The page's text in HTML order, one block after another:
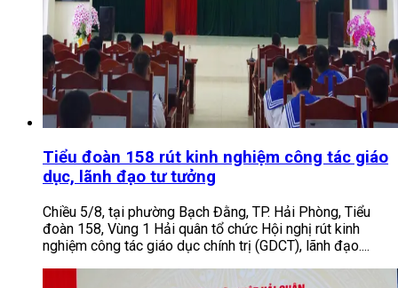
Tiểu đoàn 158 rút kinh nghiệm công tác giáo
dục, lãnh đạo tư tưởng
Chiều 5/8, tại phường Bạch Đằng, TP. Hải Phòng, Tiểu
đoàn 158, Vùng 1 Hải quân tổ chức Hội nghị rút kinh
nghiệm công tác giáo dục chính trị (GDCT), lãnh đạo....